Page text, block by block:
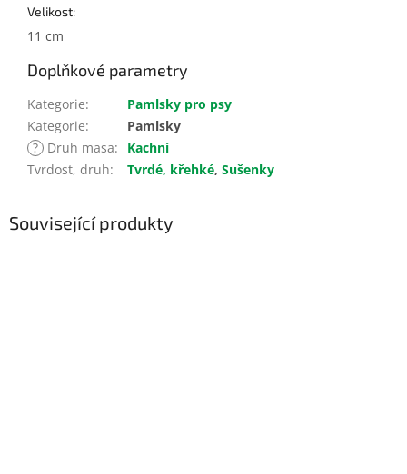
Velikost:
11 cm
Doplňkové parametry
Kategorie:
Pamlsky pro psy
Kategorie:
Pamlsky
? Druh masa:
Kachní
Tvrdost, druh: Tvrdé, křehké, Sušenky
Související produkty